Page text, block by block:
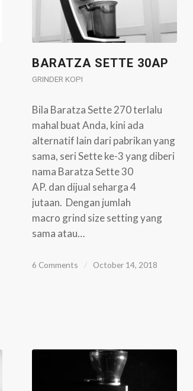
BARATZA SETTE 30AP
GRINDER KOPI
Bila Baratza Sette 270 terlalu
mahal buat Anda, kini ada
alternatif lain dari pabrikan yang
sama, seri Sette ke-3 yang diberi
nama Baratza Sette 30
AP. dan dijual seharga 4
jutaan. Dengan jumlah
macro grind size setting yang
sama atau…
6 Comments / October 14, 2018